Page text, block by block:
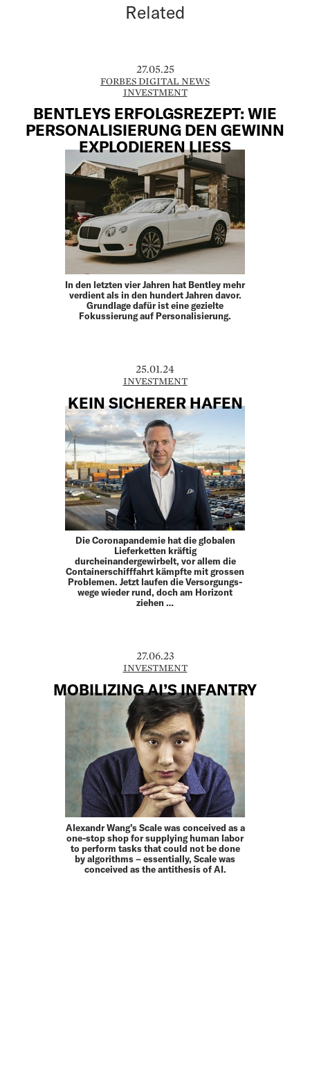
Related
27.05.25
FORBES DIGITAL NEWS
INVESTMENT
BENTLEYS ERFOLGSREZEPT: WIE
PERSONALISIERUNG DEN GEWINN
EXPLODIEREN LIESS
In den letzten vier Jahren hat Bentley mehr
verdient als in den hundert Jahren davor.
Grundlage dafür ist eine gezielte
Fokussierung auf Personalisierung.
25.01.24
INVESTMENT
KEIN SICHERER HAFEN
Die Coronapandemie hat die globalen
Lieferketten kräftig
durcheinandergewirbelt, vor allem die
Containerschifffahrt kämpfte mit grossen
Problemen. Jetzt laufen die Versorgungs­
wege wieder rund, doch am Horizont
ziehen …
27.06.23
INVESTMENT
MOBILIZING AI’S INFANTRY
Alexandr Wang’s Scale was conceived as a
one-stop shop for supplying human labor
to perform tasks that could not be done
by algorithms – essentially, Scale was
conceived as the antithesis of AI.